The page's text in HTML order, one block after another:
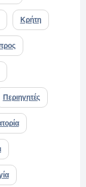
Κρήτη
Περιηγητές